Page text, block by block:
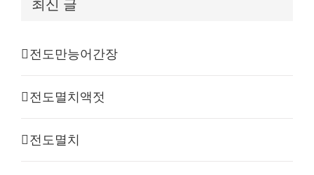
최신 글
전도만능어간장
전도멸치액젓
전도멸치